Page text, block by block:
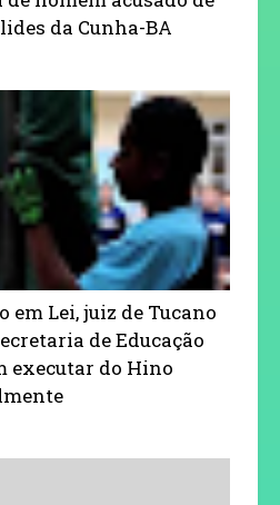
da Cunha-BA
Lei, juiz de Tucano
de Educação
executar do Hino